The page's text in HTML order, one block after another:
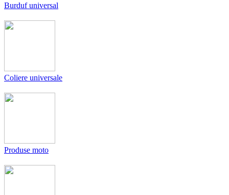
Burduf universal
Coliere universale
Produse moto